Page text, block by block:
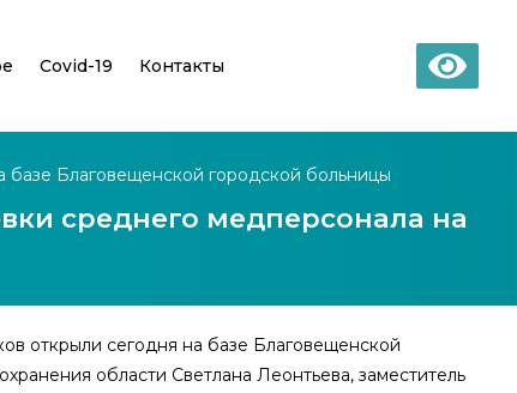
Covid-19 Контакты
Благовещенской городской больницы
среднего медперсонала на
открыли сегодня на базе Благовещенской
области Светлана Леонтьева, заместитель